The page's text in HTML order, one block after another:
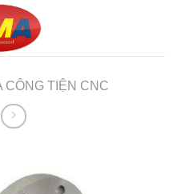
CÔNG TIỆN CNC